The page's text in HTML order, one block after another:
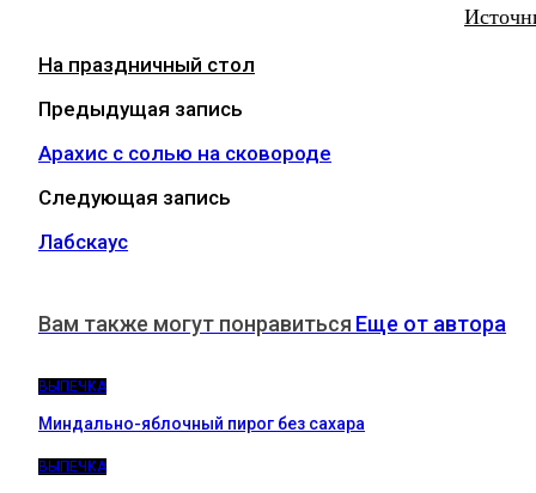
На праздничный стол
Предыдущая запись
Арахис с солью на сковороде
Следующая запись
Лабскаус
Вам также могут понравиться Еще от автора
ВЫПЕЧКА
Миндально-яблочный пирог без сахара
ВЫПЕЧКА